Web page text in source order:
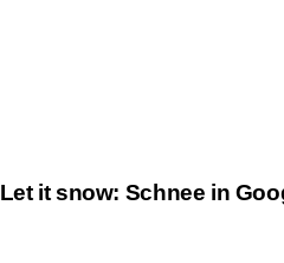
Let it snow: Schnee in